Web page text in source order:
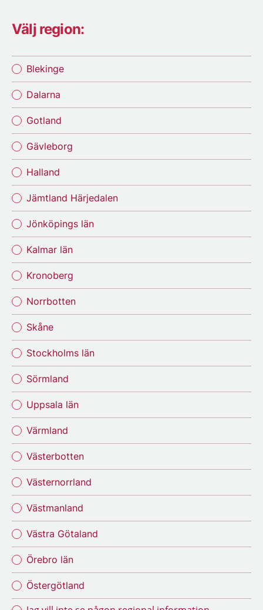
Välj region:
Blekinge
Dalarna
Gotland
Gävleborg
Halland
Jämtland Härjedalen
Jönköpings län
Kalmar län
Kronoberg
Norrbotten
Skåne
Stockholms län
Sörmland
Uppsala län
Värmland
Västerbotten
Västernorrland
Västmanland
Västra Götaland
Örebro län
Östergötland